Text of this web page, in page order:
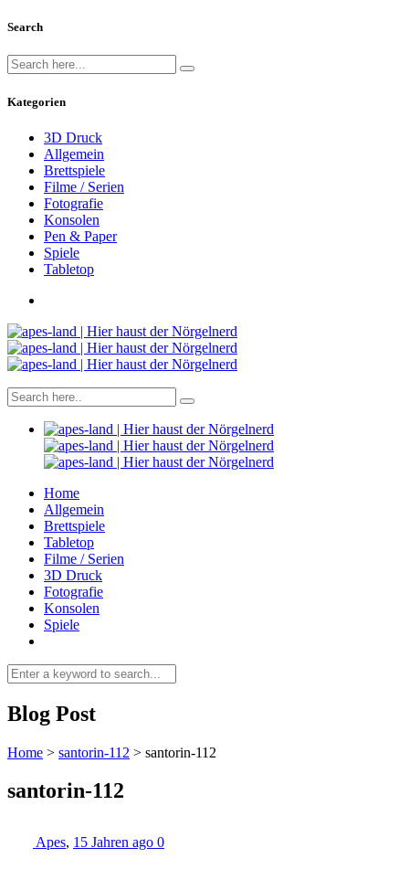
Search
Kategorien
3D Druck
Allgemein
Brettspiele
Filme / Serien
Fotografie
Konsolen
Pen & Paper
Spiele
Tabletop
Home
Allgemein
Brettspiele
Tabletop
Filme / Serien
3D Druck
Fotografie
Konsolen
Spiele
Blog Post
Home > santorin-112 > santorin-112
santorin-112
Apes, 15 Jahren ago 0